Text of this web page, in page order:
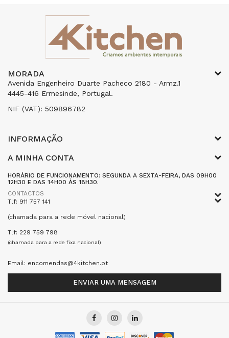
MORADA
Avenida Engenheiro Duarte Pacheco 2180 - Armz.1
4445-416 Ermesinde, Portugal.
NIF (VAT): 509896782
INFORMAÇÃO
A MINHA CONTA
HORÁRIO DE FUNCIONAMENTO: SEGUNDA A SEXTA-FEIRA, DAS 09H00
12H30 E DAS 14H00 ÀS 18H30.
CONTACTOS
Tlf: 911 757 141
(chamada para a rede móvel nacional)
Tlf: 229 759 798
(chamada para a rede fixa nacional)
Email: encomendas@4kitchen.pt
ENVIAR UMA MENSAGEM